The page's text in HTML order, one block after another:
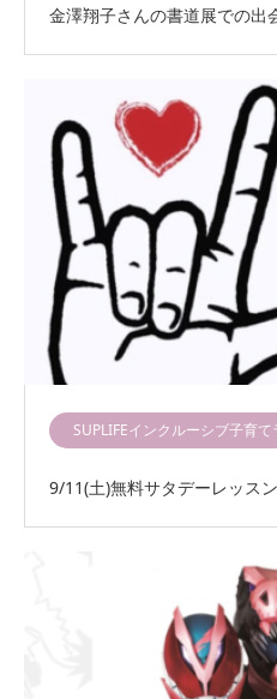
金澤翔子さんの書道展での出
SUPLIFEインクルーシブ子育て
9/11(土)無料サタデーレッス